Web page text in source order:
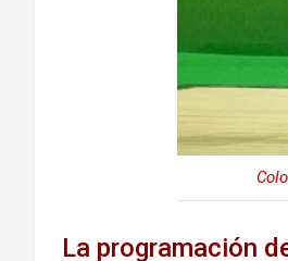
La programación